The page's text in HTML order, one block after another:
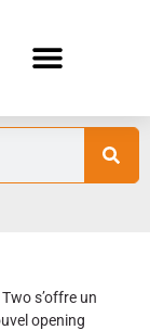
s’offre un
opening